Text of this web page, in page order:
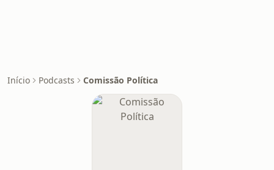
Início Podcasts Comissão Política